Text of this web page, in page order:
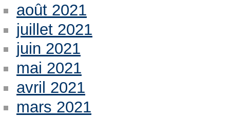
août 2021
juillet 2021
juin 2021
mai 2021
avril 2021
mars 2021